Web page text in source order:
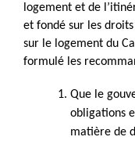
logement et de
et fondé sur les
sur le logement du
formulé les
Que le
obligations
matière de